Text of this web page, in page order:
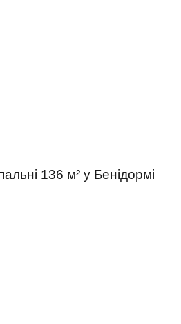
136 м² у Бенідормі